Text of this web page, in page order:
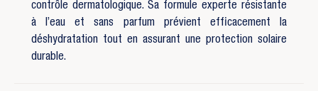
contrôle dermatologique. Sa formule experte résistante
à l’eau et sans parfum prévient efficacement la
déshydratation tout en assurant une protection solaire
durable.